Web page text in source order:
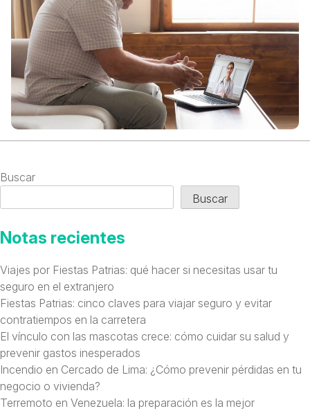
Buscar
Buscar
Notas recientes
Viajes por Fiestas Patrias: qué hacer si necesitas usar tu
seguro en el extranjero
Fiestas Patrias: cinco claves para viajar seguro y evitar
contratiempos en la carretera
El vínculo con las mascotas crece: cómo cuidar su salud y
prevenir gastos inesperados
Incendio en Cercado de Lima: ¿Cómo prevenir pérdidas en tu
negocio o vivienda?
Terremoto en Venezuela: la preparación es la mejor